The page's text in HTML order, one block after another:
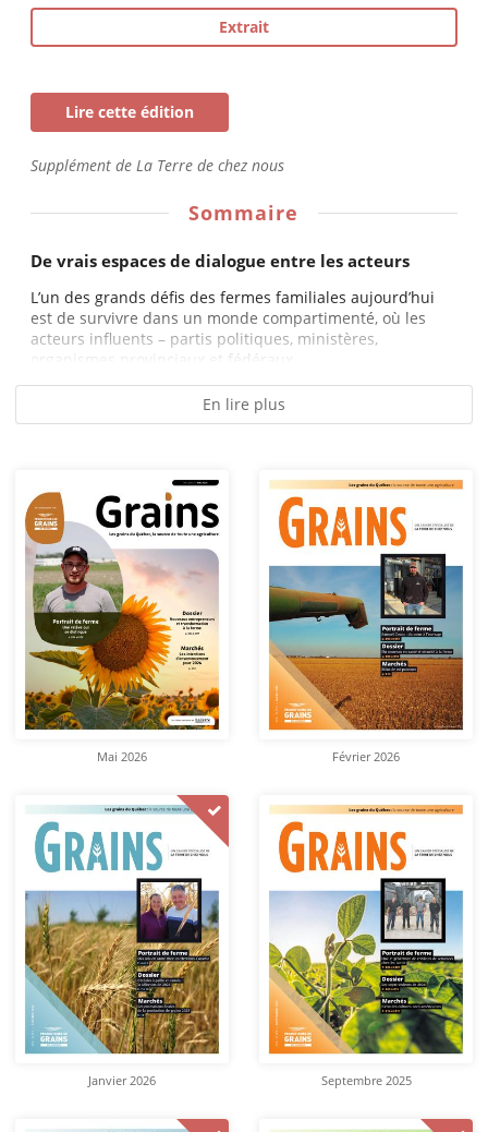
Extrait
Lire cette édition
Supplément de La Terre de chez nous
Sommaire
De vrais espaces de dialogue entre les acteurs
L’un des grands défis des fermes familiales aujourd’hui
est de survivre dans un monde compartimenté, où les
acteurs influents – partis politiques, ministères,
organismes provinciaux et fédéraux,...
En lire plus
Mai 2026 Février 2026
Janvier 2026 Septembre 2025